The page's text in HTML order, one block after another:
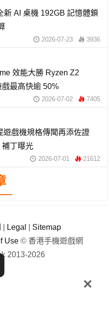
×
新 AI 桌機 192GB 記憶體鎖
2026-07-23 3936
效能大勝 Ryzen Z2
最高快逾 50%
2026-07-02 7405
遊戲機規格傳聞再添佐證
補丁曝光
2026-07-01 21612
Legal
Sitemap
Use © 香港手機遊戲網
2013-2026